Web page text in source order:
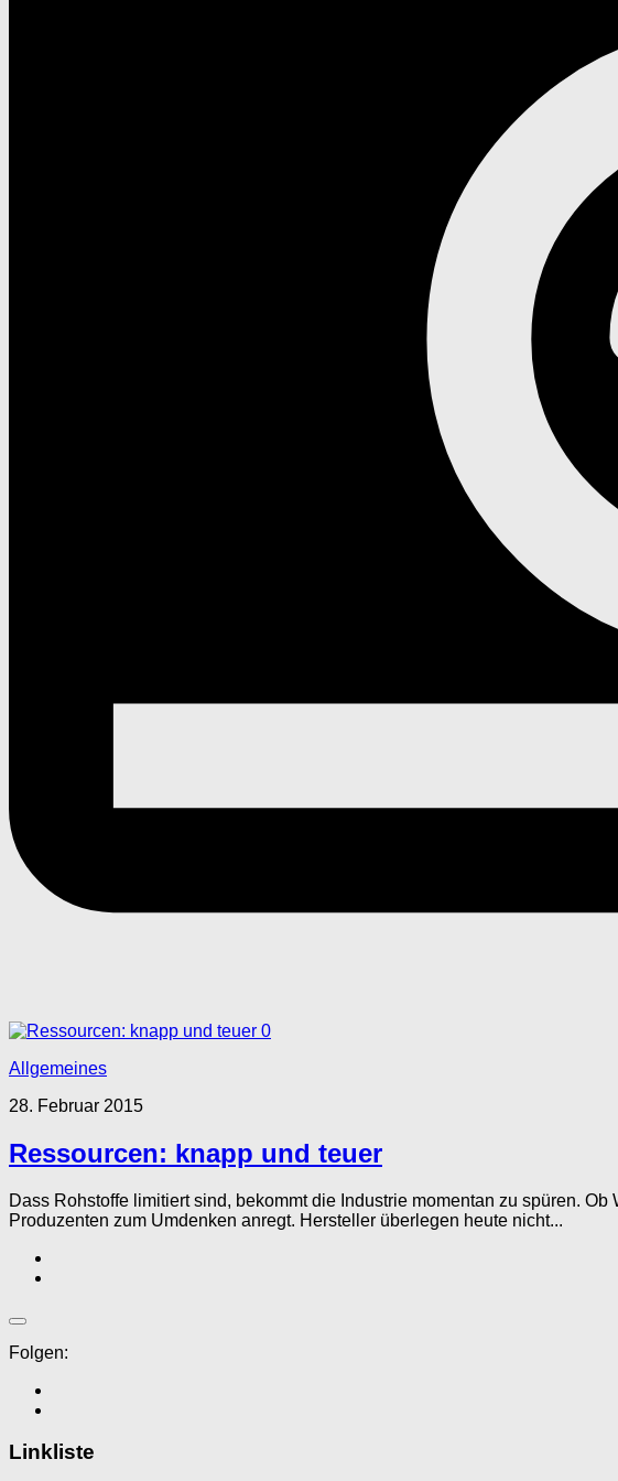
0
Allgemeines
28. Februar 2015
Ressourcen: knapp und teuer
Dass Rohstoffe limitiert sind, bekommt die Industrie momentan zu spüren.
Produzenten zum Umdenken anregt. Hersteller überlegen heute nicht...
Folgen:
Linkliste